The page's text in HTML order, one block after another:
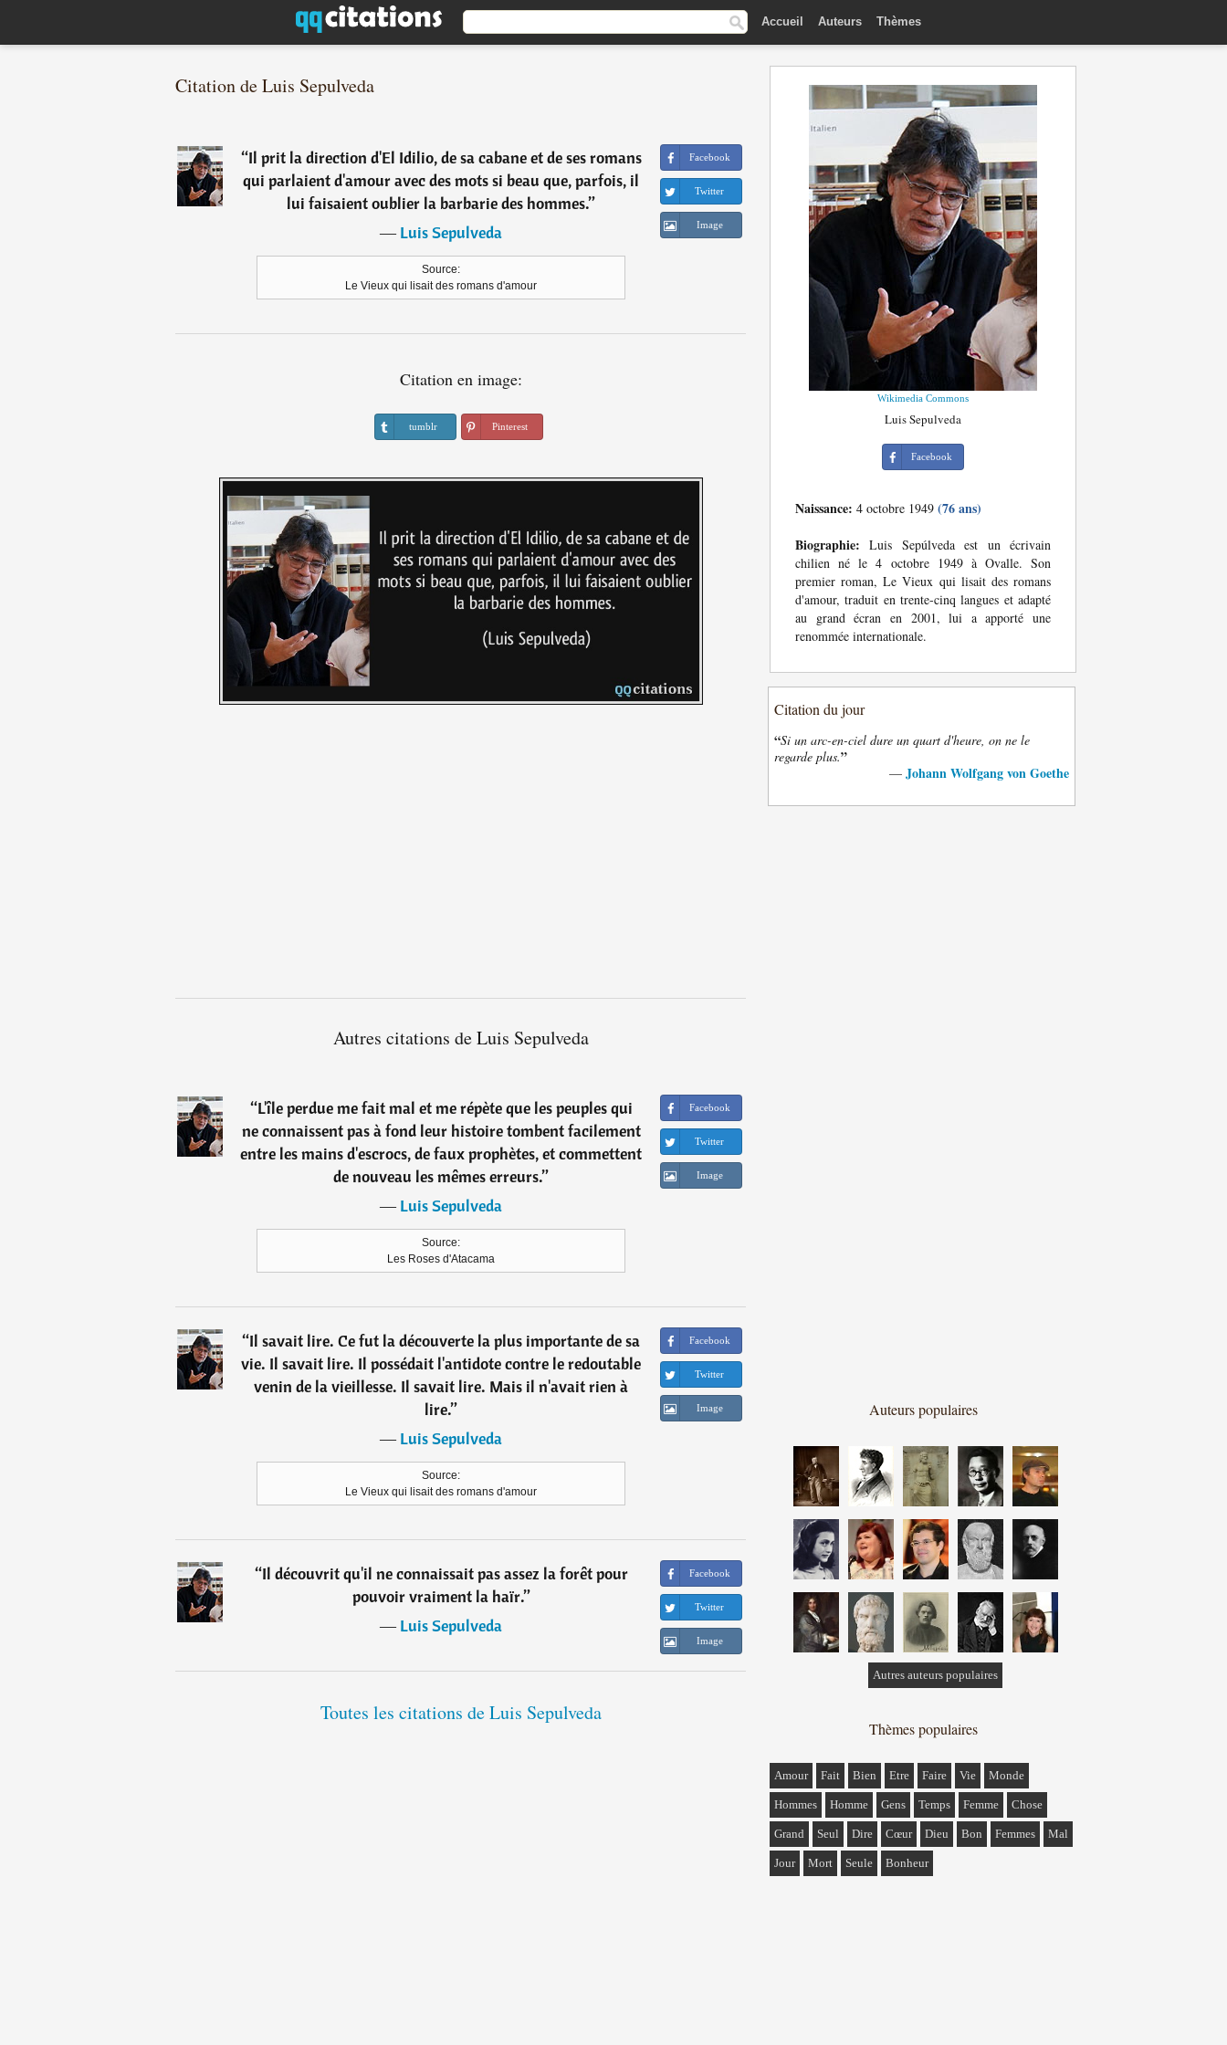
Accueil Auteurs Thèmes
Citation de Luis Sepulveda
“Il prit la direction d'El Idilio, de sa cabane et de ses romans
qui parlaient d'amour avec des mots si beau que, parfois, il
lui faisaient oublier la barbarie des hommes.”
―Luis Sepulveda
Source:
Le Vieux qui lisait des romans d'amour
Facebook
Twitter
Image
Citation en image:
tumblr Pinterest
Autres citations de Luis Sepulveda
“L'île perdue me fait mal et me répète que les peuples qui
ne connaissent pas à fond leur histoire tombent facilement
entre les mains d'escrocs, de faux prophètes, et commettent
de nouveau les mêmes erreurs.”
―Luis Sepulveda
Source:
Les Roses d'Atacama
Facebook
Twitter
Image
“Il savait lire. Ce fut la découverte la plus importante de sa
vie. Il savait lire. Il possédait l'antidote contre le redoutable
venin de la vieillesse. Il savait lire. Mais il n'avait rien à
lire.”
―Luis Sepulveda
Source:
Le Vieux qui lisait des romans d'amour
Facebook
Twitter
Image
“Il découvrit qu'il ne connaissait pas assez la forêt pour
pouvoir vraiment la haïr.”
―Luis Sepulveda
Facebook
Twitter
Image
Toutes les citations de Luis Sepulveda
Wikimedia Commons
Luis Sepulveda
Facebook
Naissance: 4 octobre 1949 (76 ans)
Biographie: Luis Sepúlveda est un écrivain
chilien né le 4 octobre 1949 à Ovalle. Son
premier roman, Le Vieux qui lisait des romans
d'amour, traduit en trente-cinq langues et adapté
au grand écran en 2001, lui a apporté une
renommée internationale.
Citation du jour
“Si un arc-en-ciel dure un quart d'heure, on ne le
regarde plus.”
— Johann Wolfgang von Goethe
Auteurs populaires
Autres auteurs populaires
Thèmes populaires
Amour Fait Bien Etre Faire Vie Monde
Hommes Homme Gens Temps Femme Chose
Grand Seul Dire Cœur Dieu Bon Femmes Mal
Jour Mort Seule Bonheur